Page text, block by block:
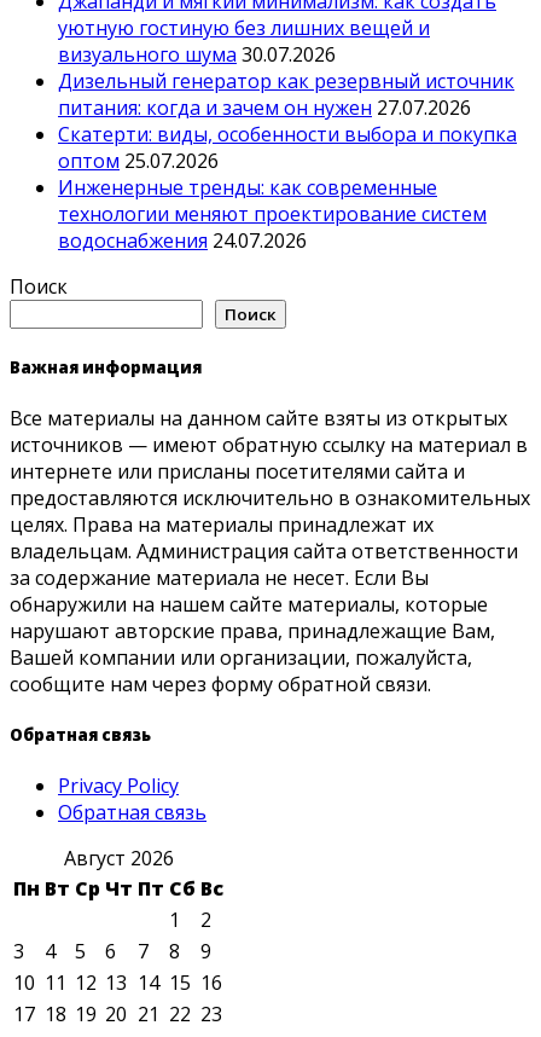
уютную гостиную без лишних вещей и
визуального шума 30.07.2026
Дизельный генератор как резервный источник
питания: когда и зачем он нужен 27.07.2026
Скатерти: виды, особенности выбора и покупка
оптом 25.07.2026
Инженерные тренды: как современные
технологии меняют проектирование систем
водоснабжения 24.07.2026
Поиск
Поиск
Важная информация
Все материалы на данном сайте взяты из открытых
источников — имеют обратную ссылку на материал в
интернете или присланы посетителями сайта и
предоставляются исключительно в ознакомительных
целях. Права на материалы принадлежат их
владельцам. Администрация сайта ответственности
за содержание материала не несет. Если Вы
обнаружили на нашем сайте материалы, которые
нарушают авторские права, принадлежащие Вам,
Вашей компании или организации, пожалуйста,
сообщите нам через форму обратной связи.
Обратная связь
Privacy Policy
Обратная связь
Август 2026
Пн Вт Ср Чт Пт Сб Вс
1
2
3
4 5 6 7 8
9
10 11 12 13 14 15 16
17 18 19 20 21 22 23